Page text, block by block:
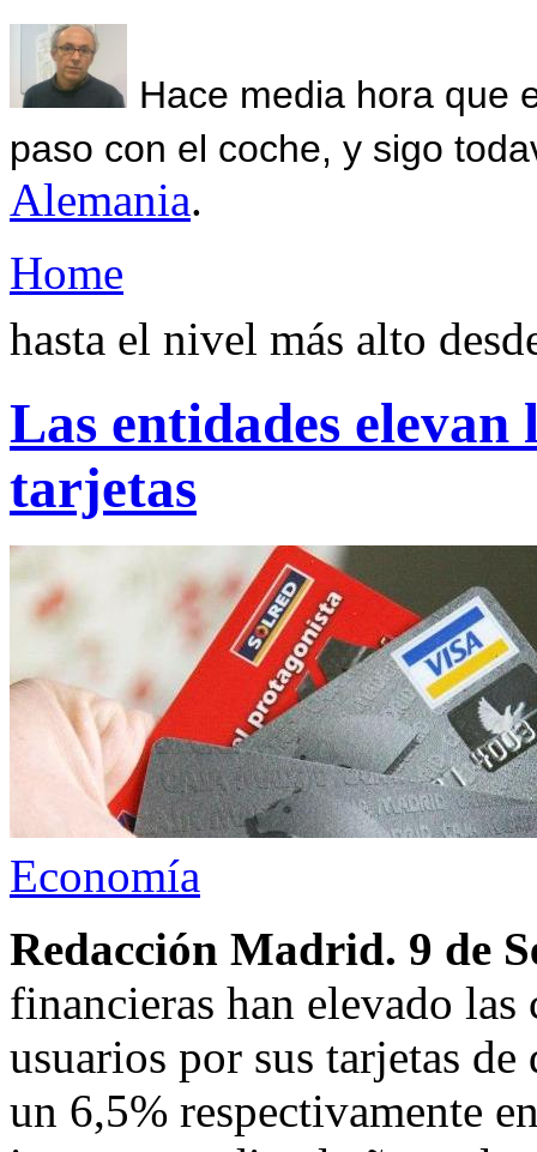
Hace media hora que
paso con el coche, y sigo
Alemania.
Home
hasta el nivel más alto
Las entidades elevan
tarjetas
Economía
Redacción Madrid. 9 de
financieras han elevado
usuarios por sus tarjetas
un 6,5% respectivamente